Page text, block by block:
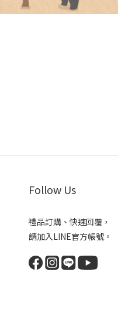
Follow Us
禮品訂購、快速回覆，
請加入LINE官方帳號。